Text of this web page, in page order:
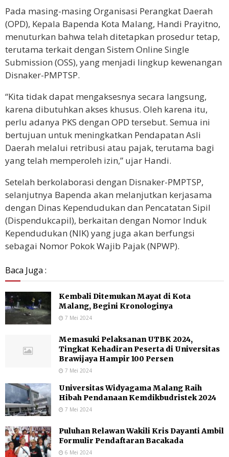
Pada masing-masing Organisasi Perangkat Daerah
(OPD), Kepala Bapenda Kota Malang, Handi Prayitno,
menuturkan bahwa telah ditetapkan prosedur tetap,
terutama terkait dengan Sistem Online Single
Submission (OSS), yang menjadi lingkup kewenangan
Disnaker-PMPTSP.
“Kita tidak dapat mengaksesnya secara langsung,
karena dibutuhkan akses khusus. Oleh karena itu,
perlu adanya PKS dengan OPD tersebut. Semua ini
bertujuan untuk meningkatkan Pendapatan Asli
Daerah melalui retribusi atau pajak, terutama bagi
yang telah memperoleh izin,” ujar Handi.
Setelah berkolaborasi dengan Disnaker-PMPTSP,
selanjutnya Bapenda akan melanjutkan kerjasama
dengan Dinas Kependudukan dan Pencatatan Sipil
(Dispendukcapil), berkaitan dengan Nomor Induk
Kependudukan (NIK) yang juga akan berfungsi
sebagai Nomor Pokok Wajib Pajak (NPWP).
Baca Juga :
Kembali Ditemukan Mayat di Kota
Malang, Begini Kronologinya
7 Mei 2024
Memasuki Pelaksanan UTBK 2024,
Tingkat Kehadiran Peserta di Universitas
Brawijaya Hampir 100 Persen
7 Mei 2024
Universitas Widyagama Malang Raih
Hibah Pendanaan Kemdikbudristek 2024
7 Mei 2024
Puluhan Relawan Wakili Kris Dayanti Ambil
Formulir Pendaftaran Bacakada
6 Mei 2024